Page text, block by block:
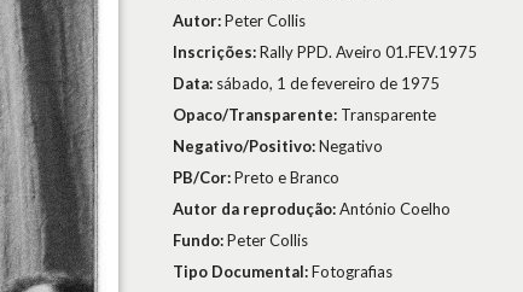
Autor:Peter Collis
Inscrições:Rally PPD. Aveiro 01.FEV.1975
Data: sábado, 1 de fevereiro de 1975
Opaco/Transparente: Transparente
Negativo/Positivo:Negativo
PB/Cor:Preto e Branco
Autor da reprodução:António Coelho
Fundo:Peter Collis
Tipo Documental:Fotografias